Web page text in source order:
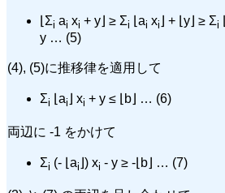
⌊Σi ai xi + y⌋ ≥ Σi ⌊ai xi ⌋ + ⌊y⌋ ≥ Σi
y … (5)
(4), (5)に推移律を適用して
Σi ⌊ai ⌋ xi + y ≤ ⌊b⌋ … (6)
両辺に -1 をかけて
Σi (- ⌊ai ⌋) xi - y ≥ -⌊b⌋ … (7)